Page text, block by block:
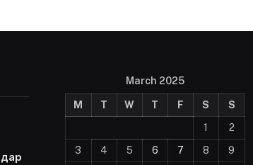
дар
March 2025
M T W T F S
S
1
2
3
4 5 6 7 8
9